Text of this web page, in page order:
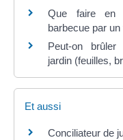
Que faire en
barbecue par
Peut-on
jardin (feuilles,
Et aussi
Conciliateur de